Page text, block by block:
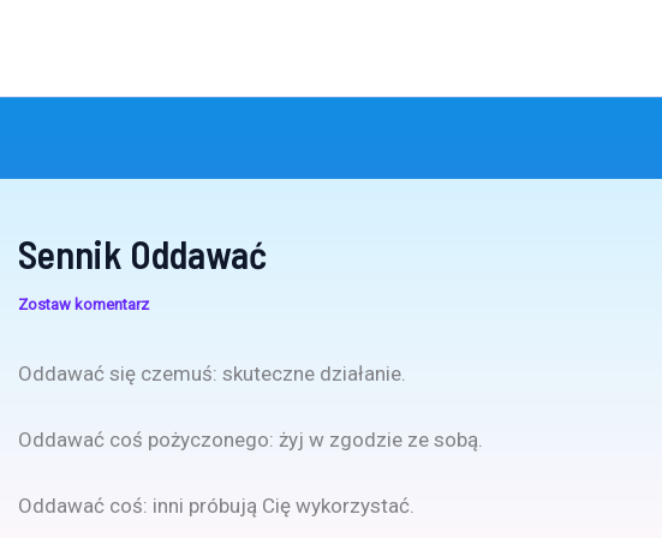
Sennik Oddawać
Zostaw komentarz
Oddawać się czemuś: skuteczne działanie.
Oddawać coś pożyczonego: żyj w zgodzie ze sobą.
Oddawać coś: inni próbują Cię wykorzystać.